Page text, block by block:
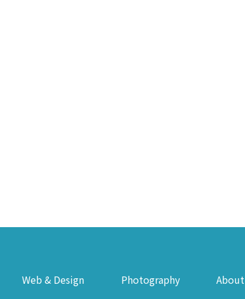
Web & Design Photography About